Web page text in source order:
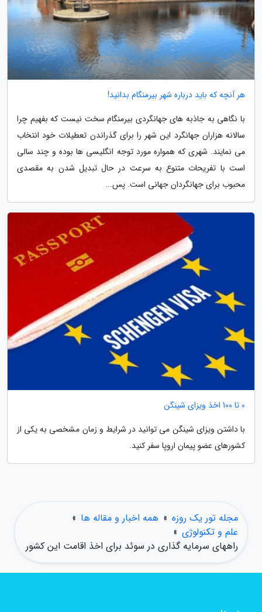
هر آنچه که باید درباره شهر بیرمنگام بدانید!
با نگاهی به جاذبه های جهانگردی بیرمنگام سخت نیست که بفهیم چرا
سالانه هزاران جهانگرد این شهر را برای گذراندن تعطیلات خود انتخاب
می نمایند. شهری که همواره مورد توجه انگلیسی ها بوده و چند سالی
است با تفریحات متنوع به سرعت در حال تبدیل شدن به مقصدی
محبوب برای جهانگردان جهانی است. پس...
0 تا 100 اخذ ویزای شینگن
با داشتن ویزای شینگن می توانید در شرایط و زمان مشخصی به یکی از
کشورهای عضو پیمان اروپا سفر کنید.
مجله تور یک روزه » همه اخبار و مقاله ها »
علم و تکنولوژی »
راههای سرمایه گذاری در سوئد برای اخذ اقامت این کشور